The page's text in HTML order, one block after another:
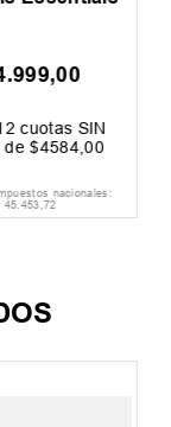
.999,00
cuotas SIN
de$4584 ,00
nacionales:
45.453,72